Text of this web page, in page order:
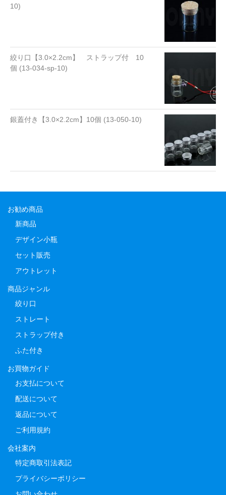
10)
絞り口【3.0×2.2cm】 ストラップ付 10
個 (13-034-sp-10)
銀蓋付き【3.0×2.2cm】10個 (13-050-10)
お勧め商品
新商品
デザイン小瓶
セット販売
アウトレット
商品ジャンル
絞り口
ストレート
ストラップ付き
ふた付き
お買物ガイド
お支払について
配送について
返品について
ご利用規約
会社案内
特定商取引法表記
プライバシーポリシー